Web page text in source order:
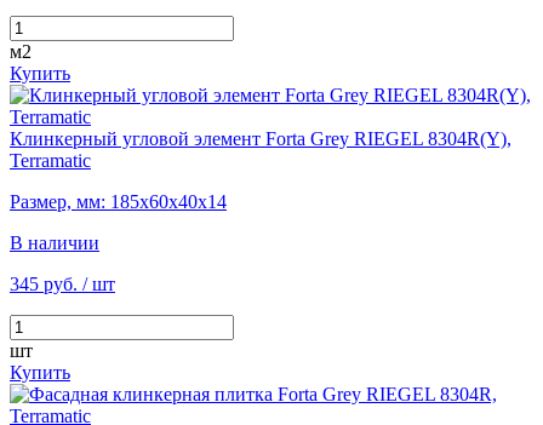
м2
Купить
Клинкерный угловой элемент Forta Grey RIEGEL 8304R(Y),
Terramatic
Размер, мм: 185х60х40х14
В наличии
345 руб. / шт
шт
Купить